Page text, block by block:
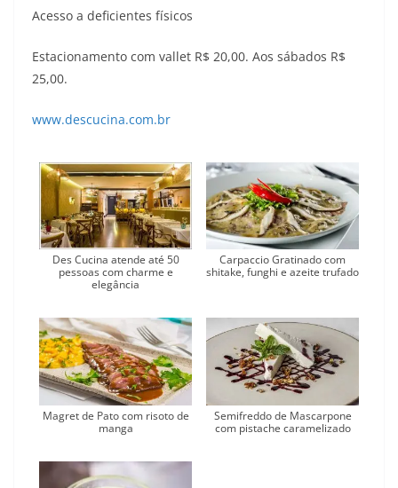
Acesso a deficientes físicos
Estacionamento com vallet R$ 20,00. Aos sábados R$
25,00.
www.descucina.com.br
Des Cucina atende até 50
pessoas com charme e
elegância
Carpaccio Gratinado com
shitake, funghi e azeite trufado
Magret de Pato com risoto de
manga
Semifreddo de Mascarpone
com pistache caramelizado